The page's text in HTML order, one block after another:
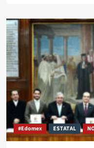
#Edomex ESTATAL